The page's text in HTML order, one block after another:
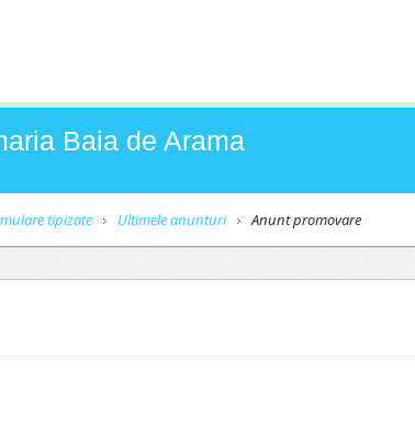
Baia de Arama
tipizate Ultimele anunturi Anunt promovare